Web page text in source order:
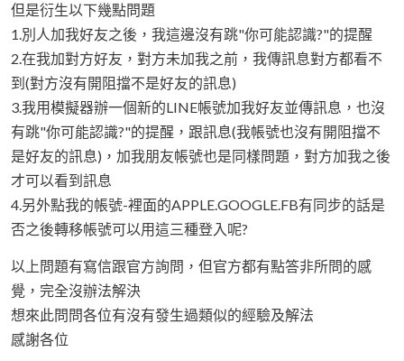
但是衍生以下幾點問題
1.別人加我好友之後，我這邊沒有跳"你可能認識?"的提醒
2.在我加對方好友，對方未加我之前，我傳訊息對方都看不
到(對方沒有開阻擋不是好友的訊息)
3.我用模擬器辦一個新的LINE帳號加我好友並傳訊息，也沒
有跳"你可能認識?"的提醒，跟訊息(我帳號也沒有開阻擋不
是好友的訊息)，加我朋友帳號也是同樣問題，對方加我之後
才可以看到訊息
4.另外點我的帳號-裡面的APPLE.GOOGLE.FB有同步的話是
否之後轉移帳號可以用這三種登入呢?
以上問題有寫信跟官方詢問，但官方都有點答非所問的感
覺，完全沒辦法解決
想來此問問各位有沒有發生過類似的經驗及解法
感謝各位